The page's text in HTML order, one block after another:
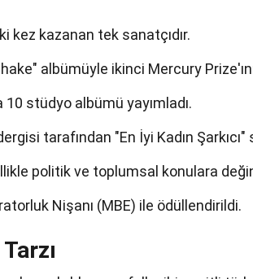
kez kazanan tek sanatçıdır.
albümüyle ikinci Mercury
stüdyo albümü yayımladı.
tarafından "En İyi Kadın Şarkıcı"
politik ve toplumsal konulara
Nişanı (MBE) ile ödüllendirildi.